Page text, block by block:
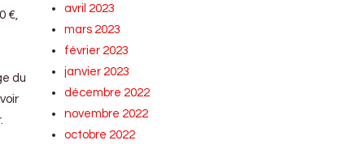
€,
du
avril 2023
mars 2023
février 2023
janvier 2023
décembre 2022
novembre 2022
octobre 2022